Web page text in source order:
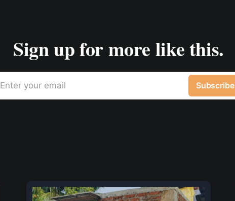
Sign up for more like this.
Enter your email Subscribe